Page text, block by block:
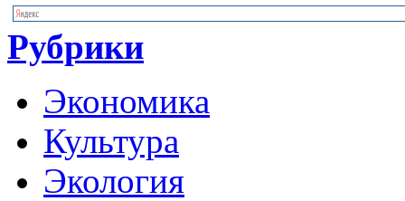
Рубрики
Экономика
Культура
Экология